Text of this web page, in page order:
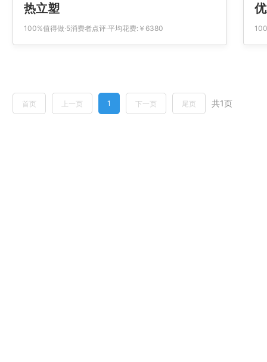
热立塑
100%值得做·5消费者点评·平均花费:￥6380
首页 上一页 1 下一页 尾页 共1页